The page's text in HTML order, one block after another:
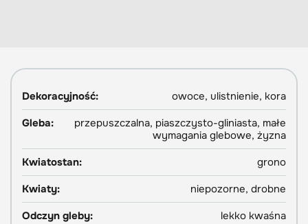
Dekoracyjność:
owoce, ulistnienie, kora
Gleba:
przepuszczalna, piaszczysto-gliniasta, małe
wymagania glebowe, żyzna
Kwiatostan:
grono
Kwiaty:
niepozorne, drobne
Odczyn gleby:
lekko kwaśna